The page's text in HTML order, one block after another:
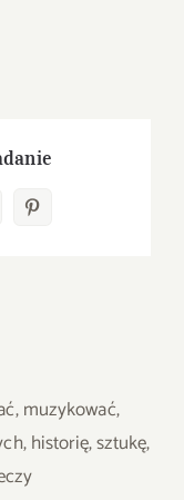
Pinterest
muzykować,
historię, sztukę,